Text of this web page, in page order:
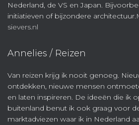
Nederland, de VS en Japan.
initiatieven of bijzondere architectuur.
sievers.nl
Annelies / Reizen
Van reizen krijg ik nooit genoeg.
ontdekken, nieuwe mensen
en laten inspireren. De ideeën die ik
buitenland benut ik ook graag voor
marktadviezen waar ik in Nederland